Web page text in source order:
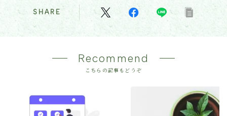
SHARE
Recommend
こちらの記事もどうぞ